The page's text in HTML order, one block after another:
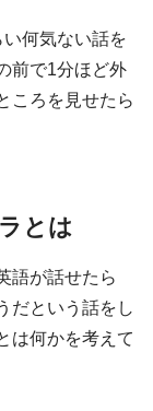
い何気ない話を
前で1分ほど外
ころを見せたら
とは
語が話せたら
だという話をし
は何かを考えて